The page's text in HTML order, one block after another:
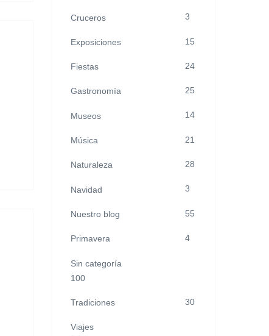
Cruceros 3
Exposiciones 15
Fiestas 24
Gastronomía 25
Museos 14
Música 21
Naturaleza 28
Navidad 3
Nuestro blog 55
Primavera 4
Sin categoría
100
Tradiciones 30
Viajes